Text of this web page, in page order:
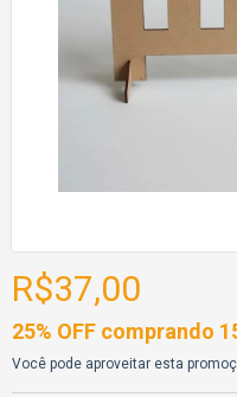
R$37,00
25% OFF comprando
Você pode aproveitar esta